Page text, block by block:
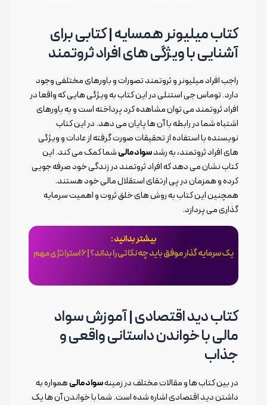
کتاب میلیونر همسایه | کتابی برای
آشنایی با ویژگی های افراد ثروتمند
راجب افراد میلیونر و ثروتمند تصورات و باورهای مختلفی وجود
دارد. توماس جی استنلی در این کتاب به ویژگی هایی که واقعا در
افراد ثروتمند می توان مشاهده کرد پرداخته است و به باورهای
اشتباه شما در رابطه با آن ها پایان می دهد. در این کتاب
نویسنده با استفاده از تحقیقات صورت گرفته از عادات و ویژگی
های افراد ثروتمند، به رشدسواد مالیشما کمک می کند. این
کتاب نشان می دهد که افراد ثروتمند در زندگی خود صرفه جویی
کرده و همزمان در پی ارتقای استقلال مالی خود هستند.
همچنین این کتاب به روش های خلق ثروت و اهمیت سرمایه
گذاری می پردازد.
بیشتر بدانید :
یک سرمایه گذار موفق باید چه نکاتی را بداند؟ | 6 استراتژی مهم
کتاب دید اقتصادی | آموزش سواد
مالی با خواندن داستانی واقعی و
جذاب
در بین کتاب ها و مقالات مختلف در زمینهسواد مالیهمواره به
داشتن دید اقتصادی اشاره شده است. شما با خواندن آن ها یک